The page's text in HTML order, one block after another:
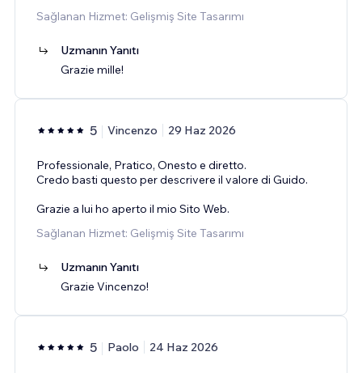
Sağlanan Hizmet: Gelişmiş Site Tasarımı
Uzmanın Yanıtı
Grazie mille!
5 Vincenzo 29 Haz 2026
Professionale, Pratico, Onesto e diretto.
Credo basti questo per descrivere il valore di Guido.
Grazie a lui ho aperto il mio Sito Web.
Sağlanan Hizmet: Gelişmiş Site Tasarımı
Uzmanın Yanıtı
Grazie Vincenzo!
5 Paolo 24 Haz 2026